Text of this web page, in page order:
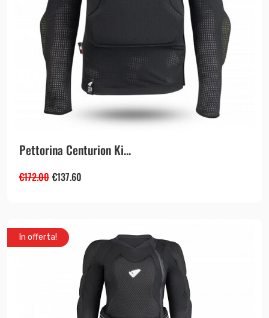
Pettorina Centurion Ki...
€172.00 €137.60
In offerta!